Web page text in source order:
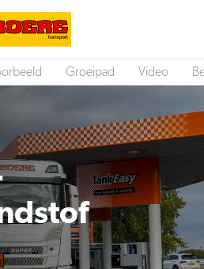
Groeipad Video